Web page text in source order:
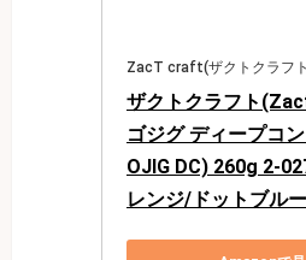
ZacT craft(ザクトクラフ
ザクトクラフト
ゴジグ ディープコ
OJIG DC) 260g 2-
レンジ/ドットブル